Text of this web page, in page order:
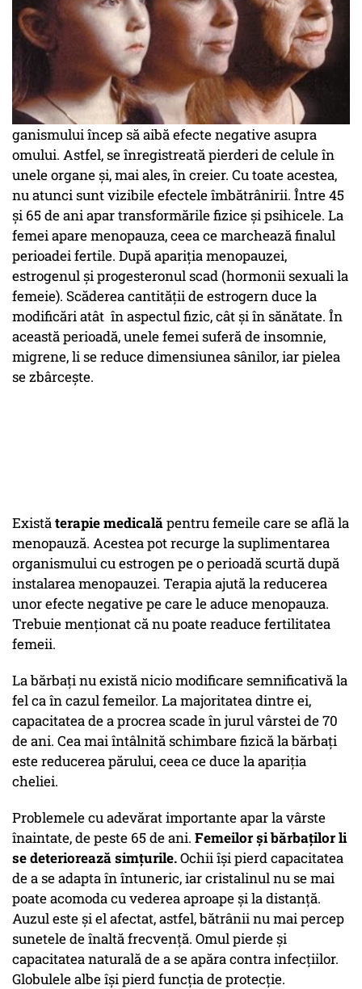
ganismului încep să aibă efecte negative asupra
omului. Astfel, se înregistreată pierderi de celule în
unele organe şi, mai ales, în creier. Cu toate acestea,
nu atunci sunt vizibile efectele îmbătrânirii. Între 45
şi 65 de ani apar transformările fizice şi psihicele. La
femei apare menopauza, ceea ce marchează finalul
perioadei fertile. După apariţia menopauzei,
estrogenul şi progesteronul scad (hormonii sexuali la
femeie). Scăderea cantităţii de estrogern duce la
modificări atât în aspectul fizic, cât şi în sănătate. În
această perioadă, unele femei suferă de insomnie,
migrene, li se reduce dimensiunea sânilor, iar pielea
se zbârceşte.
Existăterapie medicalăpentru femeile care se află la
menopauză. Acestea pot recurge la suplimentarea
organismului cu estrogen pe o perioadă scurtă după
instalarea menopauzei. Terapia ajută la reducerea
unor efecte negative pe care le aduce menopauza.
Trebuie menţionat că nu poate readuce fertilitatea
femeii.
La bărbaţi nu există nicio modificare semnificativă la
fel ca în cazul femeilor. La majoritatea dintre ei,
capacitatea de a procrea scade în jurul vârstei de 70
de ani. Cea mai întâlnită schimbare fizică la bărbaţi
este reducerea părului, ceea ce duce la apariţia
cheliei.
Problemele cu adevărat importante apar la vârste
înaintate, de peste 65 de ani. Femeilor şi bărbaţilor li
se deteriorează simţurile.Ochii îşi pierd capacitatea
de a se adapta în întuneric, iar cristalinul nu se mai
poate acomoda cu vederea aproape şi la distanţă.
Auzul este şi el afectat, astfel, bătrânii nu mai percep
sunetele de înaltă frecvenţă. Omul pierde şi
capacitatea naturală de a se apăra contra infecţiilor.
Globulele albe îşi pierd funcţia de protecţie.